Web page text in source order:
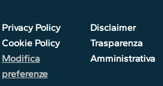
Privacy Policy
Cookie Policy
Modifica
preferenze
Disclaimer
Trasparenza
Amministrativa